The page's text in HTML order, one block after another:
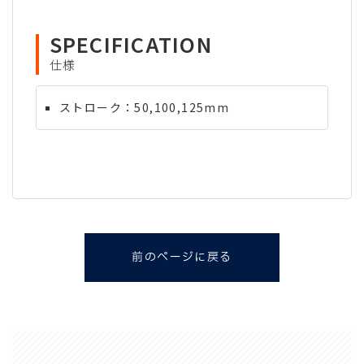
SPECIFICATION
仕様
ストローク：50,100,125mm
前のページに戻る